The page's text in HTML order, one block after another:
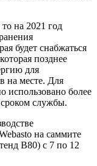
на 2021 год
будет снабжаться
позднее
для
на месте. Для
использовано более
службы.
на саммите
B80) с 7 по 12